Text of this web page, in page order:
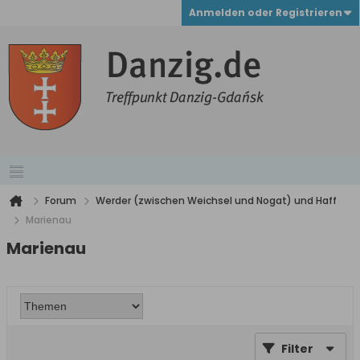
Anmelden oder Registrieren
Forum
Werder (zwischen Weichsel und Nogat) und Haff
Marienau
Marienau
Filter